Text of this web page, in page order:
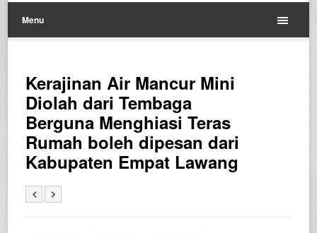
Menu
Kerajinan Air Mancur Mini
Diolah dari Tembaga
Berguna Menghiasi Teras
Rumah boleh dipesan dari
Kabupaten Empat Lawang